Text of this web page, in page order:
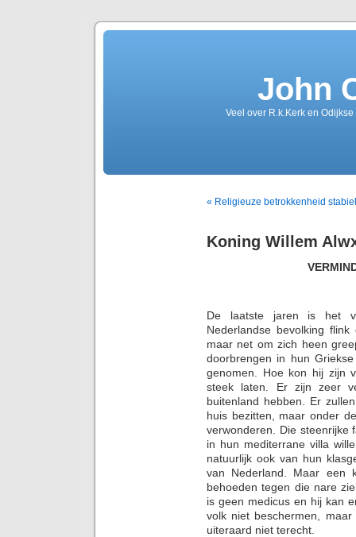
John
Veel over R.k.Kerk en
« Religieuze betrokkenheid stabiel
Koning Willem
De laatste jaren is het
Nederlandse bevolking
maar net om zich heen
doorbrengen in hun
genomen. Hoe kon hij zijn
steek laten. Er zijn zeer
buitenland hebben. Er
huis bezitten, maar onder
verwonderen. Die steenrijke
in hun mediterrane villa
natuurlijk ook van hun
van Nederland. Maar een
behoeden tegen die nare
is geen medicus en hij kan
volk niet beschermen,
uiteraard niet terecht.